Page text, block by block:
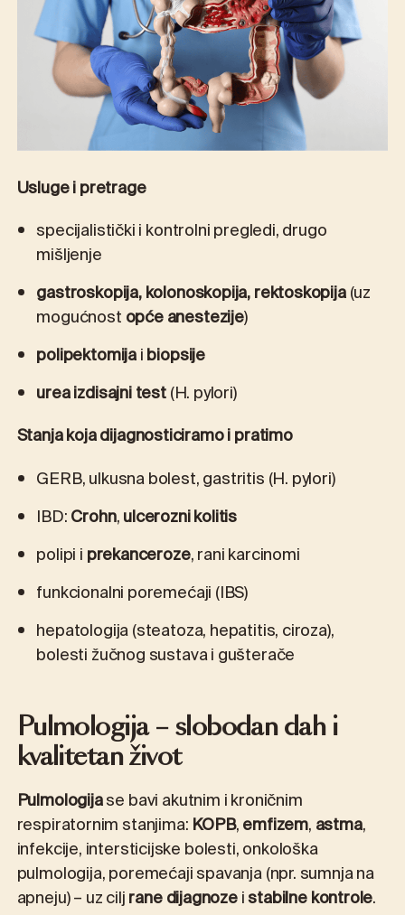
Usluge i pretrage
specijalistički i kontrolni pregledi, drugo
mišljenje
gastroskopija, kolonoskopija, rektoskopija(uz
mogućnostopće anestezije)
polipektomijaibiopsije
urea izdisajni test(H. pylori)
Stanja koja dijagnosticiramo i pratimo
GERB, ulkusna bolest, gastritis (H. pylori)
IBD:Crohn,ulcerozni kolitis
polipi iprekanceroze, rani karcinomi
funkcionalni poremećaji (IBS)
hepatologija (steatoza, hepatitis, ciroza),
bolesti žučnog sustava i gušterače
Pulmologija – slobodan dah i
kvalitetan život
Pulmologijase bavi akutnim i kroničnim
respiratornim stanjima:KOPB,emfizem,astma,
infekcije, intersticijske bolesti, onkološka
pulmologija, poremećaji spavanja (npr. sumnja na
apneju) – uz ciljrane dijagnozeistabilne kontrole.